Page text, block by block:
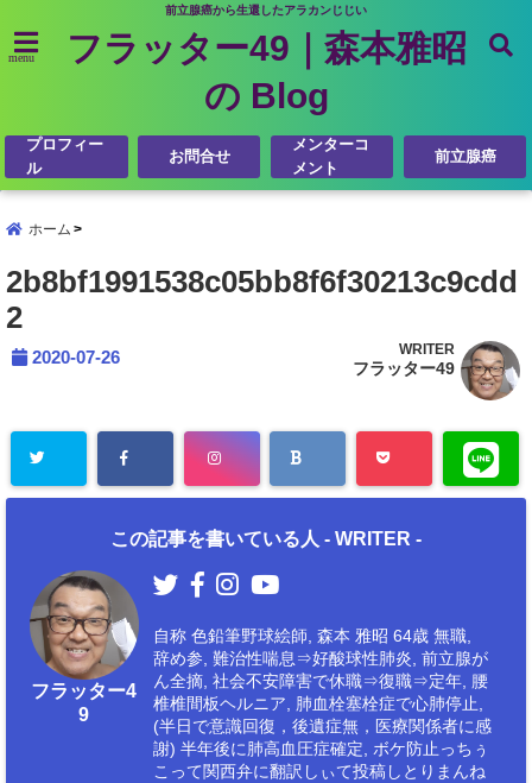
前立腺癌から生還したアラカンじじい
menu
フラッター49｜森本雅昭
の Blog
プロフィー
ル
お問合せ
メンターコ
メント
前立腺癌
ホーム
2b8bf1991538c05bb8f6f30213c9cdd
2
2020-07-26 WRITER
フラッター49
この記事を書いている人 - WRITER -
フラッター4
9
自称 色鉛筆野球絵師, 森本 雅昭 64歳 無職,
辞め参, 難治性喘息⇒好酸球性肺炎, 前立腺が
ん全摘, 社会不安障害で休職⇒復職⇒定年, 腰
椎椎間板ヘルニア, 肺血栓塞栓症で心肺停止,
(半日で意識回復，後遺症無，医療関係者に感
謝) 半年後に肺高血圧症確定, ボケ防止っちぅ
こって関西弁に翻訳しぃて投稿しとりまんね